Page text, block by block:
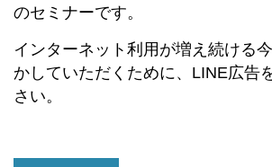
のセミナーです。
インターネット利用が増え続ける
かしていただくために、LINE広告
さい。